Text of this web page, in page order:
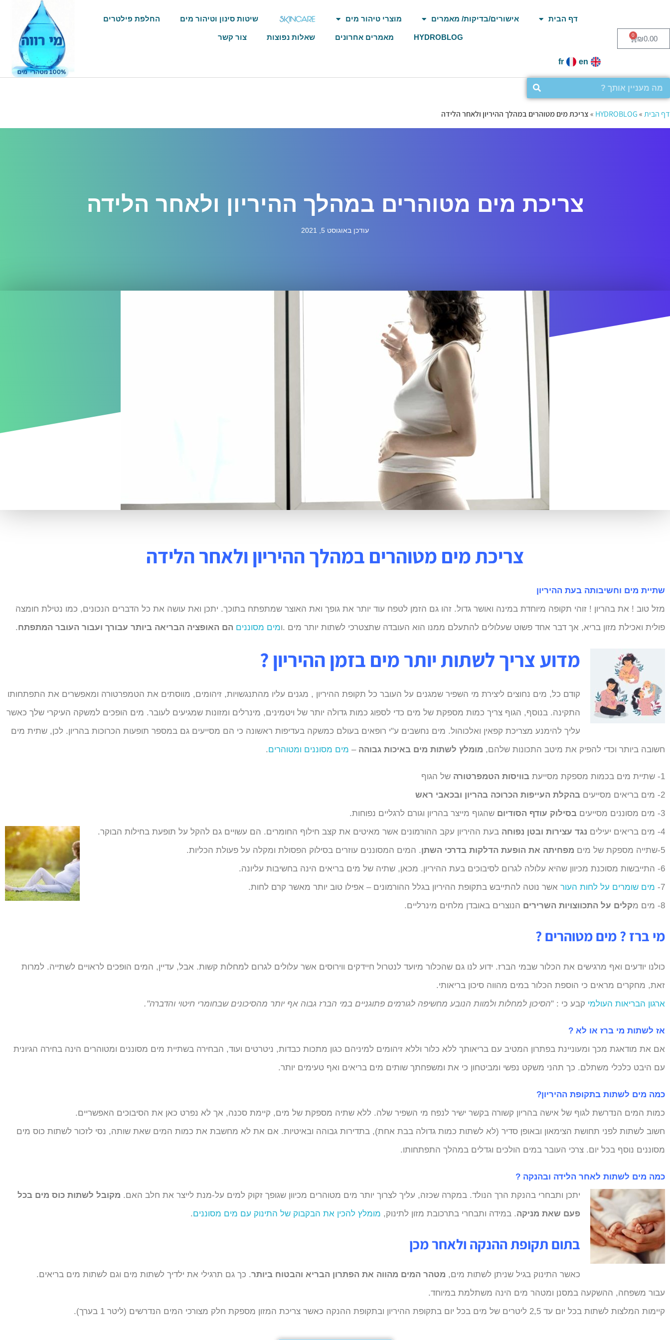
₪0.00
0
דף הבית אישורים/בדיקות/ מאמרים מוצרי טיהור מים שיטות סינון וטיהור מים החלפת פילטרים
HYDROBLOG מאמרים אחרונים שאלות נפוצות צור קשר
en
fr
דף הבית»
HYDROBLOG
»צריכת מים מטוהרים במהלך ההיריון ולאחר הלידה
צריכת מים מטוהרים במהלך ההיריון ולאחר הלידה
עודכן באוגוסט 5, 2021
צריכת מים מטוהרים במהלך ההיריון ולאחר הלידה
שתיית מים וחשיבותה בעת ההיריון
מזל טוב ! את בהריון ! זוהי תקופה מיוחדת במינה ואושר גדול. זהו גם הזמן לטפח עוד יותר את גופך ואת האוצר שמתפתח בתוכך. יתכן ואת עושה את כל הדברים הנכונים, כמו נטילת חומצה
פולית ואכילת מזון בריא, אך דבר אחד פשוט שעלולים להתעלם ממנו הוא העובדה שתצטרכי לשתות יותר מים .ומים מסוננים הם האופציה הבריאה ביותר עבורך ועבור העובר המתפתח.
מדוע צריך לשתות יותר מים בזמן ההיריון ?
קודם כל, מים נחוצים ליצירת מי השפיר שמגנים על העובר כל תקופת ההיריון , מגנים עליו מהתנגשויות, זיהומים, מווסתים את הטמפרטורה ומאפשרים את התפתחותו
התקינה. בנוסף, הגוף צריך כמות מספקת של מים כדי לספוג כמות גדולה יותר של ויטמינים, מינרלים ומזונות שמגיעים לעובר. מים הופכים למשקה העיקרי שלך כאשר
עליך להימנע מצריכת קפאין ואלכוהול. מים נחשבים ע"י רופאים בעולם כמשקה בעדיפות ראשונה כי הם מסייעים גם במספר תופעות הכרוכות בהריון. לכן, שתית מים
חשובה ביותר וכדי להפיק את מיטב התכונות שלהם, מומלץ לשתות מים באיכות גבוהה – מים מסוננים ומטוהרים.
1- שתיית מים בכמות מספקת מסייעת בוויסות הטמפרטורה של הגוף
2- מים בריאים מסייעים
בהקלת העייפות הכרוכה בהריון ובכאבי ראש
3- מים מסוננים מסייעים
בסילוק עודף הסודיום שהגוף מייצר בהריון וגורם לרגליים נפוחות.
4- מים בריאים יעילים
נגד עצירות ובטן נפוחה בעת ההיריון עקב ההורמונים אשר מאיטים את קצב חילוף החומרים. הם עשויים גם להקל על תופעת בחילות הבוקר.
5-שתייה מספקת של מים
מפחיתה את הופעת הדלקות בדרכי השתן. המים המסוננים עוזרים בסילוק הפסולת ומקלה על פעולת הכליות.
6- התייבשות מסוכנת מכיוון שהיא עלולה לגרום לסיבוכים בעת ההיריון. מכאן, שתיה של מים בריאים הינה בחשיבות עליונה.
7-
מים שומרים על לחות העור אשר נוטה להתייבש בתקופת ההיריון בגלל ההורמונים – אפילו טוב יותר מאשר קרם לחות.
8- מים מ
קלים על התכווצויות השרירים הנוצרים באובדן מלחים מינרליים.
מי ברז ? מים מטוהרים ?
כולנו יודעים ואף מרגישים את הכלור שבמי הברז. ידוע לנו גם שהכלור מיועד לנטרול חיידקים ווירוסים אשר עלולים לגרום למחלות קשות. אבל, עדיין, המים הופכים לראויים לשתייה. למרות
זאת, מחקרים מראים כי הוספת הכלור במים מהווה סיכון בריאותי.
ארגון הבריאות העולמי קבע כי : "הסיכון למחלות ולמוות הנובע מחשיפה לגורמים פתוגניים במי הברז גבוה אף יותר מהסיכונים שבחומרי חיטוי והדברה".
אז לשתות מי ברז או לא ?
אם את מודאגת מכך ומעוניינת בפתרון המטיב עם בריאותך ללא כלור וללא זיהומים למיניהם כגון מתכות כבדות, ניטרטים ועוד, הבחירה בשתיית מים מסוננים ומטוהרים הינה בחירה הגיונית
עם היבט כלכלי משתלם. כך תהני משקט נפשי ומביטחון כי את ומשפחתך שותים מים בריאים ואף טעימים יותר.
כמה מים לשתות בתקופת ההיריון?
כמות המים הנדרשת לגוף של אישה בהריון קשורה בקשר ישיר לנפח מי השפיר שלה. ללא שתיה מספקת של מים, קיימת סכנה, אך לא נפרט כאן את הסיבוכים האפשריים.
חשוב לשתות לפני תחושת הצימאון ובאופן סדיר (לא לשתות כמות גדולה בבת אחת), בתדירות גבוהה ובאיטיות. אם את לא מחשבת את כמות המים שאת שותה, נסי לזכור לשתות כוס מים
מסוננים נוסף בכל יום. צרכי העובר במים הולכים וגדלים במהלך התפתחותו.
כמה מים לשתות לאחר הלידה ובהנקה ?
יתכן ותבחרי בהנקת הרך הנולד. במקרה שכזה, עליך לצרוך יותר מים מטוהרים מכיוון שגופך זקוק למים על-מנת לייצר את חלב האם. מקובל לשתות כוס מים בכל
פעם שאת מניקה. במידה ותבחרי בתרכובת מזון לתינוק, מומלץ להכין את הבקבוק של התינוק עם מים מסוננים.
בתום תקופת ההנקה ולאחר מכן
כאשר התינוק בגיל שניתן לשתות מים, מטהר המים מהווה את הפתרון הבריא והבטוח ביותר. כך גם תרגילי את ילדיך לשתות מים וגם לשתות מים בריאים.
עבור משפחה, ההשקעה במסנן ומטהר מים הינה משתלמת במיוחד.
קיימות המלצות לשתות בכל יום עד 2,5 ליטרים של מים בכל יום בתקופת ההיריון ובתקופת ההנקה כאשר צריכת המזון מספקת חלק מצורכי המים הנדרשים (ליטר 1 בערך).